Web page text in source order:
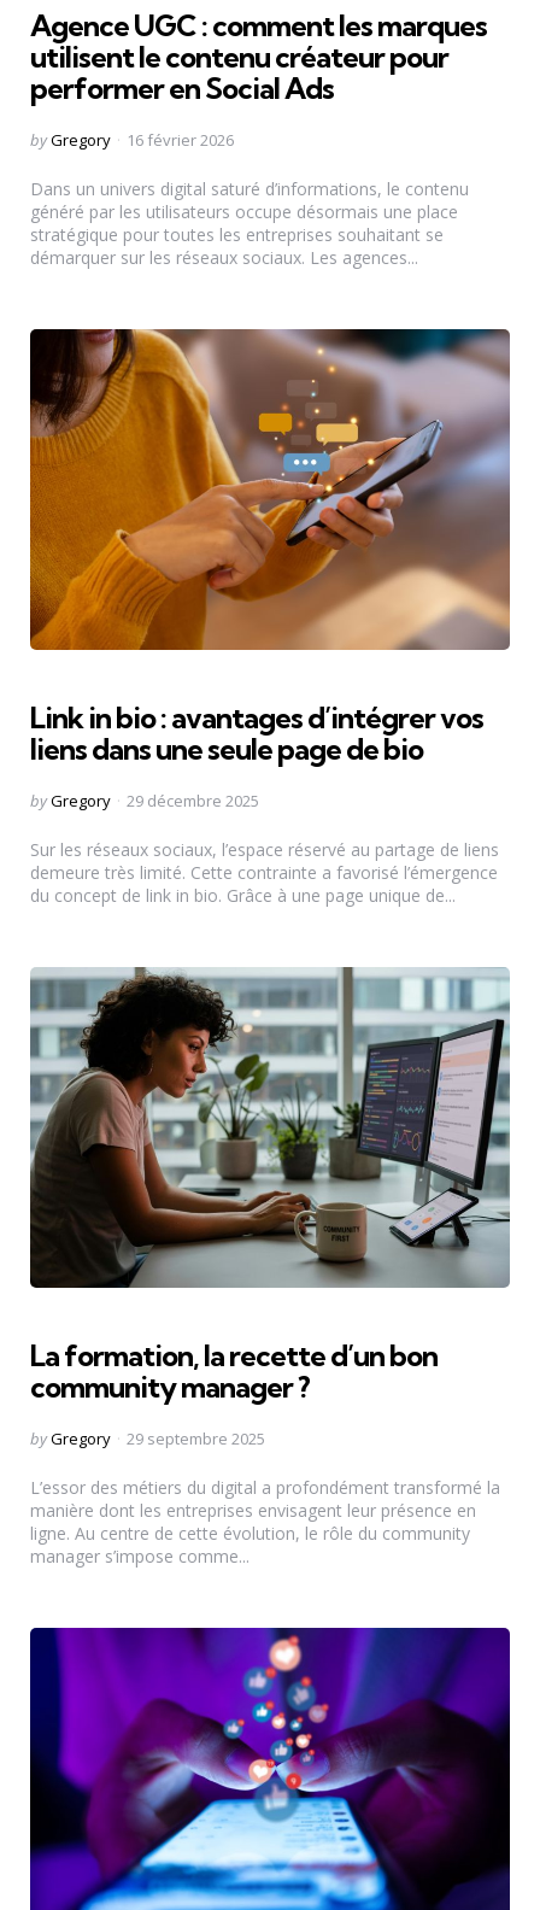
Agence UGC : comment les marques
utilisent le contenu créateur pour
performer en Social Ads
Posted
byGregory 16 février 2026
Dans un univers digital saturé d’informations, le contenu
généré par les utilisateurs occupe désormais une place
stratégique pour toutes les entreprises souhaitant se
démarquer sur les réseaux sociaux. Les agences...
Link in bio : avantages d’intégrer vos
liens dans une seule page de bio
Posted
byGregory 29 décembre 2025
Sur les réseaux sociaux, l’espace réservé au partage de liens
demeure très limité. Cette contrainte a favorisé l’émergence
du concept de link in bio. Grâce à une page unique de...
La formation, la recette d’un bon
community manager ?
Posted
byGregory 29 septembre 2025
L’essor des métiers du digital a profondément transformé la
manière dont les entreprises envisagent leur présence en
ligne. Au centre de cette évolution, le rôle du community
manager s’impose comme...